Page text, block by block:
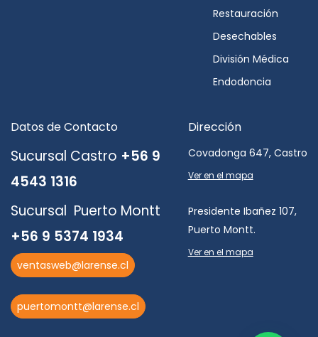
Restauración
Desechables
División Médica
Endodoncia
Datos de Contacto
Sucursal Castro +56 9
4543 1316
Sucursal Puerto Montt
+56 9 5374 1934
ventasweb@larense.cl
puertomontt@larense.cl
Dirección
Covadonga 647, Castro
Ver en el mapa
Presidente Ibañez 107,
Puerto Montt.
Ver en el mapa